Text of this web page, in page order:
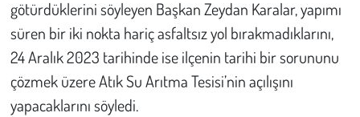
götürdüklerini söyleyen Başkan Zeydan Karalar, yapımı
süren bir iki nokta hariç asfaltsız yol bırakmadıklarını,
24 Aralık 2023 tarihinde ise ilçenin tarihi bir sorununu
çözmek üzere Atık Su Arıtma Tesisi’nin açılışını
yapacaklarını söyledi.